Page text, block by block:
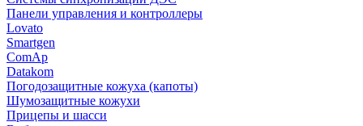
Панели управления и контроллеры
Lovato
Smartgen
ComAp
Datakom
Погодозащитные кожуха (капоты)
Шумозащитные кожухи
Прицепы и шасси